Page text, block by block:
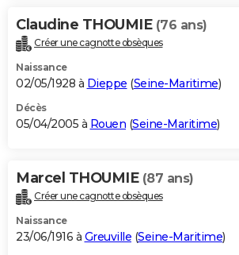
Claudine THOUMIE (76 ans)
Créer une cagnotte obsèques
Naissance
02/05/1928 à Dieppe (Seine-Maritime)
Décès
05/04/2005 à Rouen (Seine-Maritime)
Marcel THOUMIE (87 ans)
Créer une cagnotte obsèques
Naissance
23/06/1916 à Greuville (Seine-Maritime)